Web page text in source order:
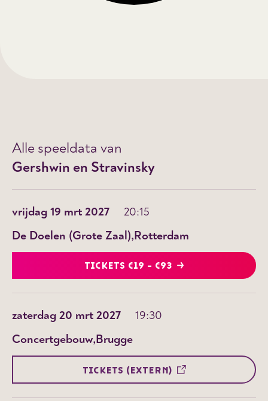
Alle speeldata van
Gershwin en Stravinsky
vrijdag 19 mrt 2027
20:15
Rotterdam
De Doelen (Grote Zaal)
TICKETS €19 - €93
zaterdag 20 mrt 2027
19:30
Brugge
Concertgebouw
TICKETS (EXTERN)